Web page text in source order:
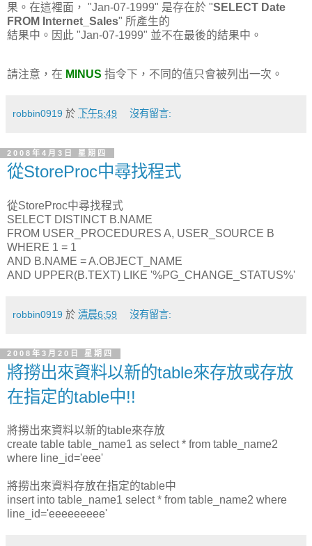
果。在這裡面， "Jan-07-1999" 是存在於 "SELECT Date
FROM Internet_Sales" 所產生的
結果中。因此 "Jan-07-1999" 並不在最後的結果中。
請注意，在 MINUS 指令下，不同的值只會被列出一次。
robbin0919 於 下午5:49 沒有留言:
2008年4月3日 星期四
從StoreProc中尋找程式
從StoreProc中尋找程式
SELECT DISTINCT B.NAME
FROM USER_PROCEDURES A, USER_SOURCE B
WHERE 1 = 1
AND B.NAME = A.OBJECT_NAME
AND UPPER(B.TEXT) LIKE '%PG_CHANGE_STATUS%'
robbin0919 於 清晨6:59 沒有留言:
2008年3月20日 星期四
將撈出來資料以新的table來存放或存放
在指定的table中!!
將撈出來資料以新的table來存放
create table table_name1 as select * from table_name2
where line_id='eee'
將撈出來資料存放在指定的table中
insert into table_name1 select * from table_name2 where
line_id='eeeeeeeee'